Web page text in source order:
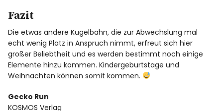
Fazit
Die etwas andere Kugelbahn, die zur Abwechslung mal
echt wenig Platz in Anspruch nimmt, erfreut sich hier
großer Beliebtheit und es werden bestimmt noch einige
Elemente hinzu kommen. Kindergeburtstage und
Weihnachten können somit kommen.
Gecko Run
KOSMOS Verlag